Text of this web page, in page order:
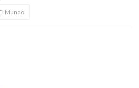
El Mundo